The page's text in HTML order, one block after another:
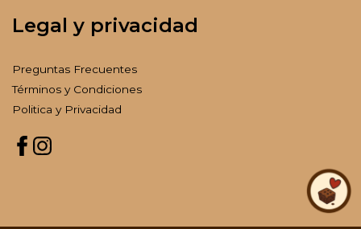
Legal y privacidad
Preguntas Frecuentes
Términos y Condiciones
Politica y Privacidad